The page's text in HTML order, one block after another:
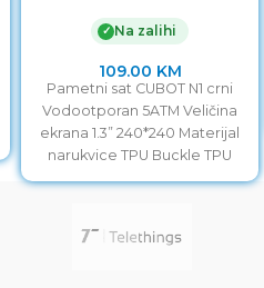
✓ Na zalihi
109.00 KM
Pametni sat CUBOT N1 crni
Vodootporan 5ATM Veličina
ekrana 1.3” 240*240 Materijal
narukvice TPU Buckle TPU
Bluetooth 5.0 (acceleration +